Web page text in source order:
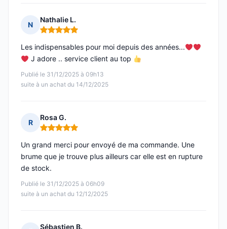
N
Nathalie L.
Note : 5 sur 5
Publié le 31/12/2025 à 09h13
suite à un achat du 14/12/2025
Les indispensables pour moi depuis des années...
J adore .. service client au top
R
Rosa G.
Note : 5 sur 5
Publié le 31/12/2025 à 06h09
suite à un achat du 12/12/2025
Un grand merci pour envoyé de ma commande. Une
brume que je trouve plus ailleurs car elle est en rupture
de stock.
Sébastien B.